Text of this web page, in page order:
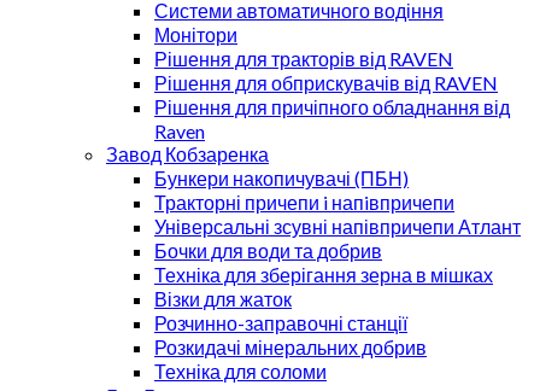
Системи автоматичного водіння
Монітори
Рішення для тракторів від RAVEN
Рішення для обприскувачів від RAVEN
Рішення для причіпного обладнання від
Raven
Завод Кобзаренка
Бункери накопичувачі (ПБН)
Тракторні причепи i напiвпричепи
Універсальні зсувні напівпричепи Атлант
Бочки для води та добрив
Техніка для зберігання зерна в мішках
Візки для жаток
Розчинно-заправочні станції
Розкидачі мінеральних добрив
Техніка для соломи